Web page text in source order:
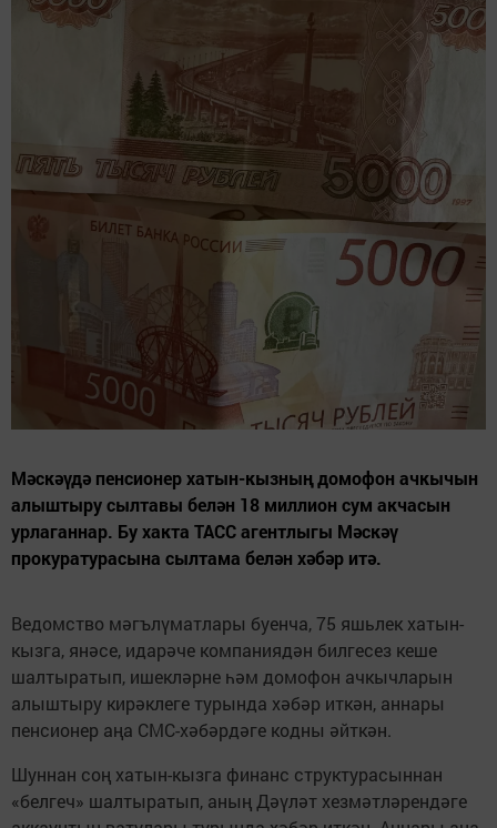
Мәскәүдә пенсионер хатын-кызның домофон ачкычын
алыштыру сылтавы белән 18 миллион сум акчасын
урлаганнар. Бу хакта ТАСС агентлыгы Мәскәү
прокуратурасына сылтама белән хәбәр итә.
Ведомство мәгълүматлары буенча, 75 яшьлек хатын-
кызга, янәсе, идарәче компаниядән билгесез кеше
шалтыратып, ишекләрне һәм домофон ачкычларын
алыштыру кирәклеге турында хәбәр иткән, аннары
пенсионер аңа СМС-хәбәрдәге кодны әйткән.
Шуннан соң хатын-кызга финанс структурасыннан
«белгеч» шалтыратып, аның Дәүләт хезмәтләрендәге